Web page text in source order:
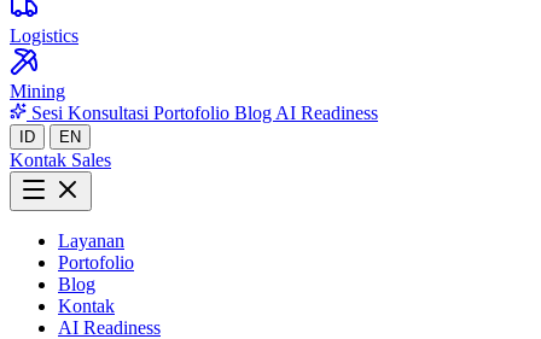
Logistics
Mining
Sesi Konsultasi Portofolio Blog AI Readiness
ID EN
Kontak Sales
Layanan
Portofolio
Blog
Kontak
AI Readiness